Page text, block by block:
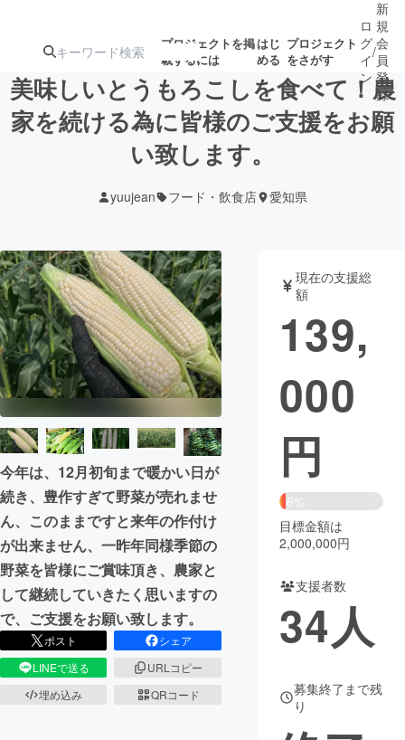
プロジェクトを掲
載するには
はじ
める
プロジェクト
をさがす
注目の新着プロ募集終了が近いプ
ロジェクト
テクノロジー・ガジェット
映像・映画 書籍・雑誌
ビジネス・起業 チャレンジ
まちづくり・地域活性化
CAMPFIRE for Social Good
CAMPFIRE Creation
CAMPFIREふるさと納税machi-ya コミュニティ
ロ
グ
イ
ン
/
新
規
会
員
登
録
美味しいとうもろこしを食べて！農
家を続ける為に皆様のご支援をお願
い致します。
yuujean フード・飲食店 愛知県
今年は、12月初旬まで暖かい日が
続き、豊作すぎて野菜が売れませ
ん、このままですと来年の作付け
が出来ません、一昨年同様季節の
野菜を皆様にご賞味頂き、農家と
して継続していきたく思いますの
で、ご支援をお願い致します。
ポスト
シェア
LINEで送る
URLコピー
埋め込み
QRコード
現在の支援総
額
139,
000
円
6%
目標金額は
2,000,000円
支援者数
34人
募集終了まで残
り